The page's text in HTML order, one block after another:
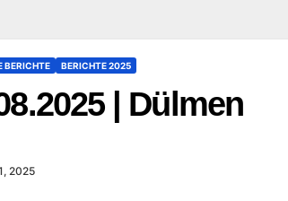
BERICHTE BERICHTE 2025
| Dülmen
2025